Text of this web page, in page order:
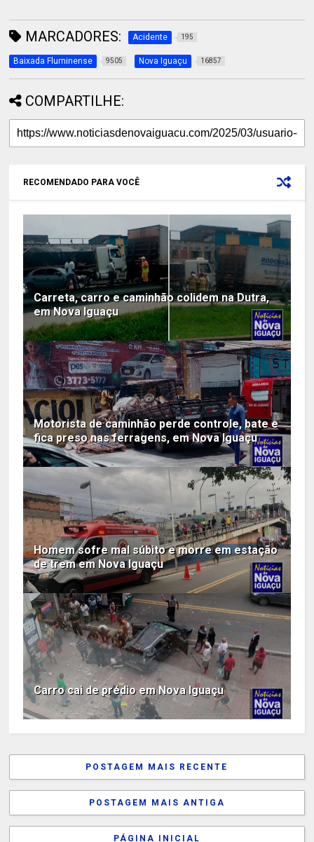
MARCADORES: Acidente 195
Baixada Fluminense 9505 Nova Iguaçu 16857
COMPARTILHE:
RECOMENDADO PARA VOCÊ
Carreta, carro e caminhão colidem na Dutra,
em Nova Iguaçu
Motorista de caminhão perde controle, bate e
fica preso nas ferragens, em Nova Iguaçu
Homem sofre mal súbito e morre em estação
de trem em Nova Iguaçu
Carro cai de prédio em Nova Iguaçu
POSTAGEM MAIS RECENTE
POSTAGEM MAIS ANTIGA
PÁGINA INICIAL